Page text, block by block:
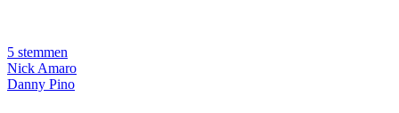
5 stemmen
Nick Amaro
Danny Pino